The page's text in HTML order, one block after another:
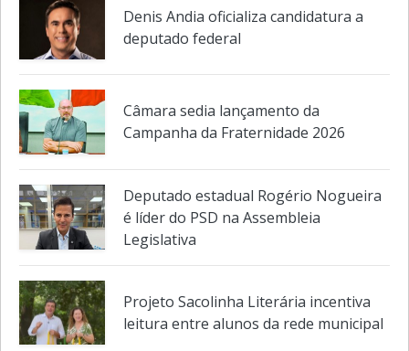
Denis Andia oficializa candidatura a
deputado federal
Câmara sedia lançamento da
Deputado estadual Rogério Nogueira
é líder do PSD na Assembleia
Legislativa
Projeto Sacolinha Literária incentiva
leitura entre alunos da rede municipal